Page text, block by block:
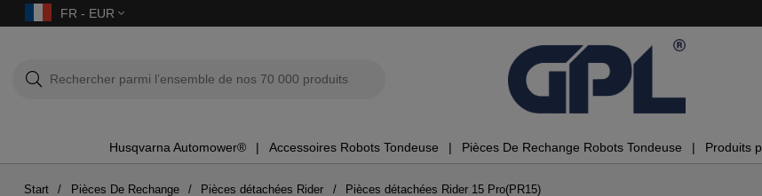
FR - EUR
Husqvarna Automower® Accessoires Robots Tondeuse Pièces De Rechange Robots Tondeuse Produits
Start Pièces De Rechange Pièces détachées Rider Pièces détachées Rider 15 Pro(PR15)